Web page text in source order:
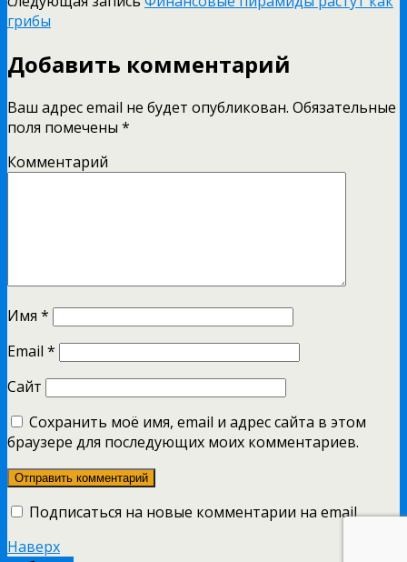
грибы
Добавить комментарий
Ваш адрес email не будет опубликован. Обязательные
поля помечены *
Комментарий
Имя *
Email *
Сайт
Сохранить моё имя, email и адрес сайта в этом
браузере для последующих моих комментариев.
Подписаться на новые комментарии на email
Наверх